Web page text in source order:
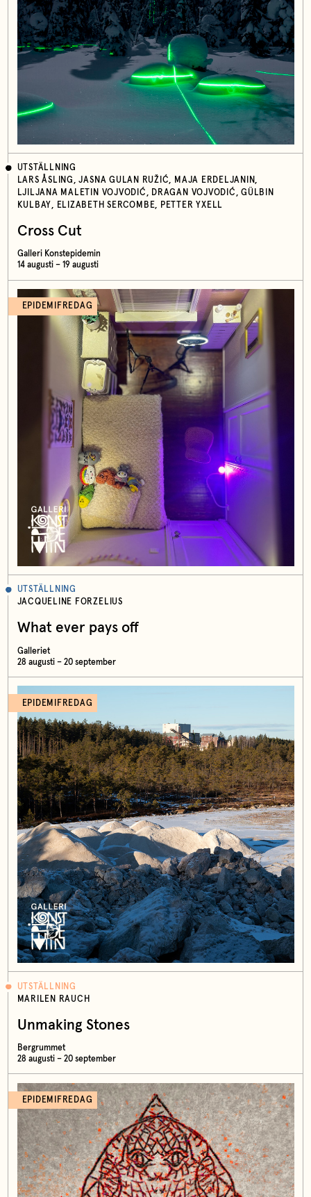
UTSTÄLLNING
LARS ÅSLING, JASNA GULAN RUŽIĆ, MAJA ERDELJANIN,
LJILJANA MALETIN VOJVODIĆ, DRAGAN VOJVODIĆ, GÜLBIN
KULBAY, ELIZABETH SERCOMBE, PETTER YXELL
Cross Cut
Galleri Konstepidemin
14 augusti – 19 augusti
EPIDEMIFREDAG
UTSTÄLLNING
JACQUELINE FORZELIUS
What ever pays off
Galleriet
28 augusti – 20 september
EPIDEMIFREDAG
UTSTÄLLNING
MARILEN RAUCH
Unmaking Stones
Bergrummet
28 augusti – 20 september
EPIDEMIFREDAG